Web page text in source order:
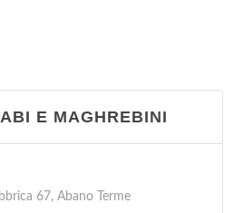
E MAGHREBINI
67, Abano Terme